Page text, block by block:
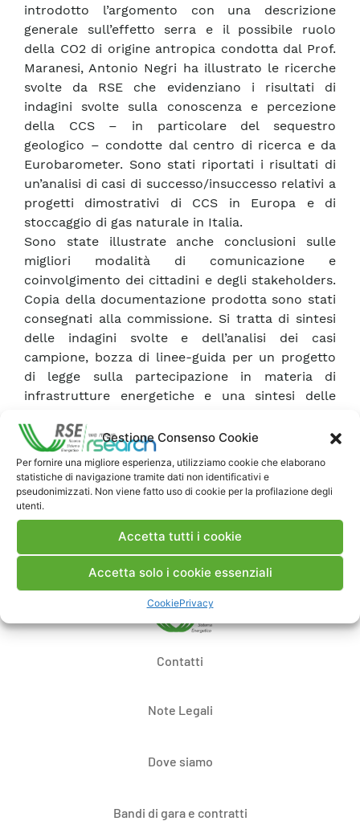
Gestione Consenso Cookie
Per fornire una migliore esperienza, utilizziamo cookie che elaborano
statistiche di navigazione tramite dati non identificativi e
pseudonimizzati. Non viene fatto uso di cookie per la profilazione degli
utenti.
Accetta tutti i cookie
Accetta solo i cookie essenziali
CookiePrivacy
introdotto l’argomento con una descrizione
generale sull’effetto serra e il possibile ruolo
della CO2 di origine antropica condotta dal Prof.
Maranesi, Antonio Negri ha illustrato le ricerche
svolte da RSE che evidenziano i risultati di
indagini svolte sulla conoscenza e percezione
della CCS – in particolare del sequestro
geologico – condotte dal centro di ricerca e da
Eurobarometer. Sono stati riportati i risultati di
un’analisi di casi di successo/insuccesso relativi a
progetti dimostrativi di CCS in Europa e di
stoccaggio di gas naturale in Italia.
Sono state illustrate anche conclusioni sulle
migliori modalità di comunicazione e
coinvolgimento dei cittadini e degli stakeholders.
Copia della documentazione prodotta sono stati
consegnati alla commissione. Si tratta di sintesi
delle indagini svolte e dell’analisi dei casi
campione, bozza di linee-guida per un progetto
di legge sulla partecipazione in materia di
infrastrutture energetiche e una sintesi delle
A seguito della presentazione i membri presenti
hanno chiesto la disponibilità di RSE a
partecipare come soggetto terzo nelle future
audizioni in materia di stoccaggio di gas naturale.
Contatti
Note Legali
Dove siamo
Bandi di gara e contratti